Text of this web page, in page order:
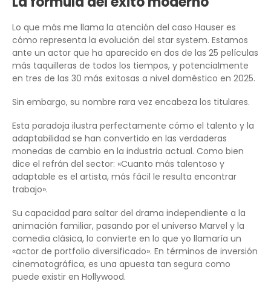
Lo que más me llama la atención del caso Hauser es
cómo representa la evolución del star system. Estamos
ante un actor que ha aparecido en dos de las 25 películas
más taquilleras de todos los tiempos, y potencialmente
en tres de las 30 más exitosas a nivel doméstico en 2025.
Sin embargo, su nombre rara vez encabeza los titulares.
Esta paradoja ilustra perfectamente cómo el talento y la
adaptabilidad se han convertido en las verdaderas
monedas de cambio en la industria actual. Como bien
dice el refrán del sector: «Cuanto más talentoso y
adaptable es el artista, más fácil le resulta encontrar
trabajo».
Su capacidad para saltar del drama independiente a la
animación familiar, pasando por el universo Marvel y la
comedia clásica, lo convierte en lo que yo llamaría un
«actor de portfolio diversificado». En términos de inversión
cinematográfica, es una apuesta tan segura como
puede existir en Hollywood.